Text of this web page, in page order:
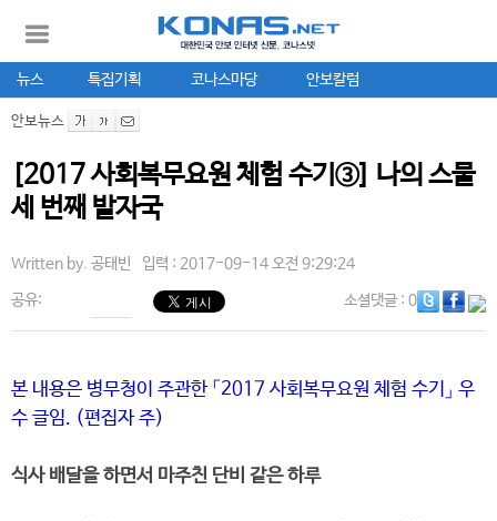
뉴스 특집기획 코나스마당 안보칼럼
안보뉴스
[2017 사회복무요원 체험 수기③] 나의 스물
세 번째 발자국
Written by. 공태빈 입력 : 2017-09-14 오전 9:29:24
공유: 소셜댓글: 0
본 내용은 병무청이 주관한 「2017 사회복무요원 체험 수기」 우
수 글임. (편집자 주)
식사 배달을 하면서 마주친 단비 같은 하루